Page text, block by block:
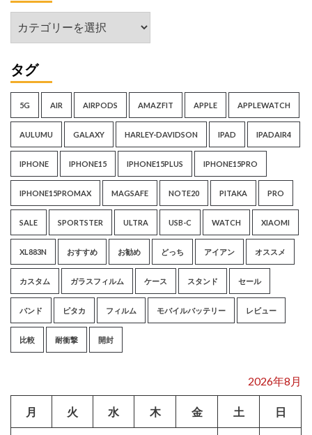
ブ
テ
リ
ー
タグ
5G AIR AIRPODS AMAZFIT APPLE APPLEWATCH
AULUMU GALAXY HARLEY-DAVIDSON IPAD IPADAIR4
IPHONE IPHONE15 IPHONE15PLUS IPHONE15PRO
IPHONE15PROMAX MAGSAFE NOTE20 PITAKA PRO
SALE SPORTSTER ULTRA USB-C WATCH XIAOMI
XL883N おすすめ お勧め どっち アイアン オススメ
カスタム ガラスフィルム ケース スタンド セール
バンド ピタカ フィルム モバイルバッテリー レビュー
比較 耐衝撃 開封
2026年8月
月 火 水 木 金 土 日